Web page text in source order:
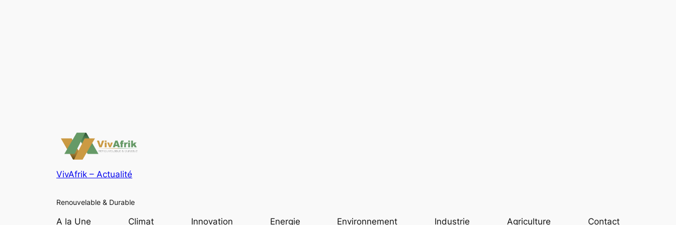
VivAfrik – Actualité
Renouvelable & Durable
A la Une Climat Innovation Energie Environnement Industrie Agriculture Contact